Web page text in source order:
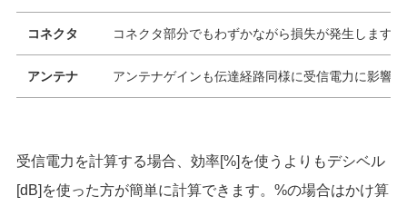
コネクタ コネクタ部分でもわずかながら損失が発生します
アンテナ アンテナゲインも伝達経路同様に受信電力に影響
受信電力を計算する場合、効率[%]を使うよりもデシベル
[dB]を使った方が簡単に計算できます。%の場合はかけ算